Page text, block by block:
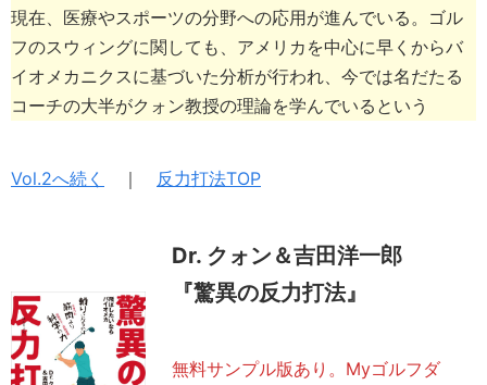
現在、医療やスポーツの分野への応用が進んでいる。ゴル
フのスウィングに関しても、アメリカを中心に早くからバ
イオメカニクスに基づいた分析が行われ、今では名だたる
コーチの大半がクォン教授の理論を学んでいるという
Vol.2へ続く ｜ 反力打法TOP
Dr. クォン＆吉田洋一郎
『驚異の反力打法』
無料サンプル版あり。Myゴルフダ